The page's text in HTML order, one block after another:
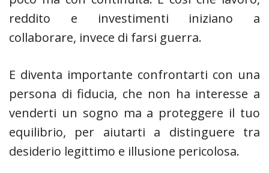
reddito e investimenti iniziano a
collaborare, invece di farsi guerra.
E diventa importante confrontarti con una
persona di fiducia, che non ha interesse a
venderti un sogno ma a proteggere il tuo
equilibrio, per aiutarti a distinguere tra
desiderio legittimo e illusione pericolosa.